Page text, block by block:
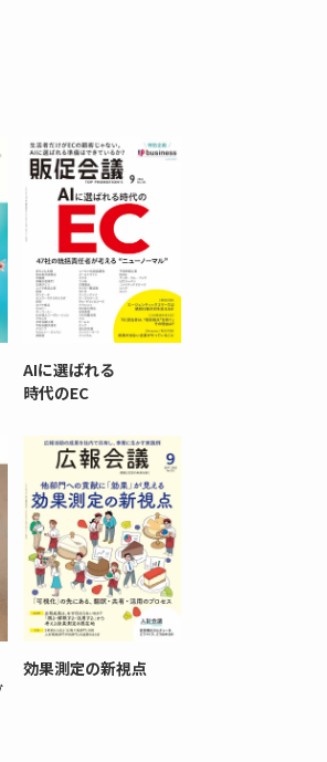
AIに選ばれる
時代のEC
効果測定の新視点